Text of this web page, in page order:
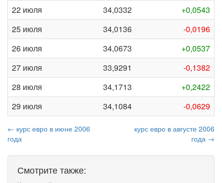
22 июля
34,0332
+0,0543
25 июля
34,0136
-0,0196
26 июля
34,0673
+0,0537
27 июля
33,9291
-0,1382
28 июля
34,1713
+0,2422
29 июля
34,1084 -0,0629
← курс евро в июне 2006
года
курс евро в августе 2006
года →
Смотрите также: